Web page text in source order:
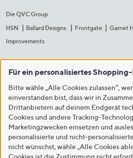
Die QVC Group
HSN
Ballard Designs Frontgate Garnet
Improvements
Für ein personalisiertes
Bitte wähle „Alle Cookies zulassen“,
einverstanden bist, dass wir in
Drittanbietern auf deinem Endgerät
Cookies und andere Tracking-
Marketingzwecken einsetzen und
personalisierte und nicht-
nicht wünschst, wähle „Alle Cookies
Cookies ist die Zustimmung nicht